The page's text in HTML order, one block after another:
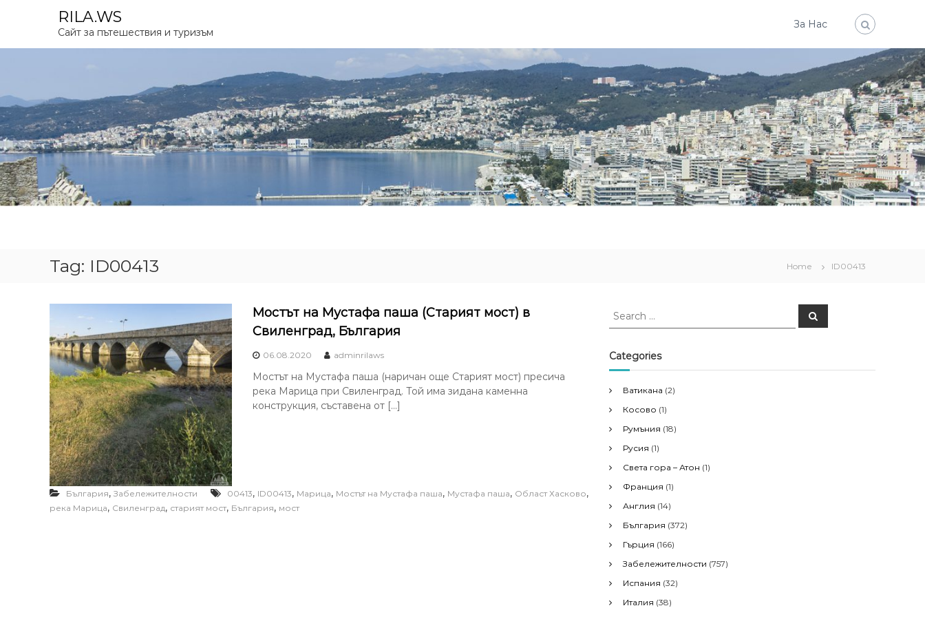
p
c
o
n
t
e
n
t
RILA.WS
Сайт за пътешествия и туризъм
За Нас
Tag: ID00413 Home ID00413
Мостът на Мустафа паша (Старият мост) в
Свиленград, България
06.08.2020 adminrilaws
Мостът на Мустафа паша (наричан още Старият мост) пресича
река Марица при Свиленград. Той има зидана каменна
конструкция, съставена от […]
България, Забележителности 00413, ID00413, Марица, Мостът на Мустафа паша, Мустафа паша, Област Хасково,
река Марица, Свиленград, старият мост, България, мост
S
r
c
f
o
r
S
e
Categories
Ватикана (2)
Косово (1)
Румъния (18)
Русия (1)
Света гора – Атон (1)
Франция (1)
Англия (14)
България (372)
Гърция (166)
Забележителности (757)
Испания (32)
Италия (38)